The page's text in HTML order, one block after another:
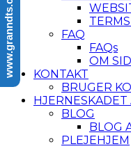
FAQ
FAQs
OM
KONTAKT
BRUGER
HJERNESKADET
BLOG
BLOG
PLEJEHJEM
www.granndts.com